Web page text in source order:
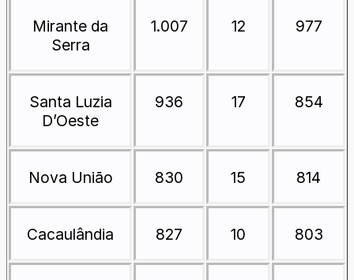
Mirante da
Serra
1.007 12 977
Santa Luzia
D’Oeste
936 17 854
Nova União 830 15 814
Cacaulândia 827 10 803